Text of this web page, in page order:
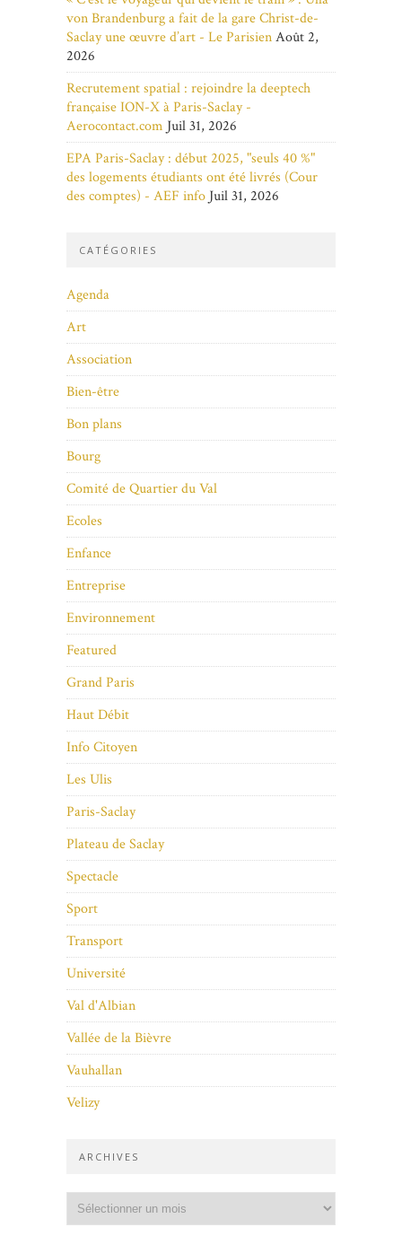
von Brandenburg a fait de la gare Christ-de-
Saclay une œuvre d’art - Le ParisienAoût 2,
2026
Recrutement spatial : rejoindre la deeptech
française ION-X à Paris-Saclay -
Aerocontact.com Juil 31, 2026
EPA Paris-Saclay : début 2025, "seuls 40 %"
des logements étudiants ont été livrés (Cour
des comptes) - AEF info Juil 31, 2026
CATÉGORIES
Agenda
Art
Association
Bien-être
Bon plans
Bourg
Comité de Quartier du Val
Ecoles
Enfance
Entreprise
Environnement
Featured
Grand Paris
Haut Débit
Info Citoyen
Les Ulis
Paris-Saclay
Plateau de Saclay
Spectacle
Sport
Transport
Université
Val d'Albian
Vallée de la Bièvre
Vauhallan
Velizy
ARCHIVES